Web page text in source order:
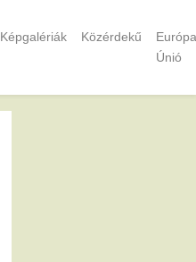
Képgalériák Közérdekű
Únió